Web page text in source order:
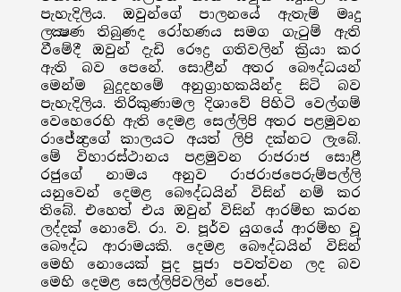
පැහැදිලිය. ඔවුන්ගේ පාලනයේ ඇතැම් මෘදු
ලක්‍ෂණ තිබුණද රෝහණය සමග ගැටුම් ඇති
වීමේදී ඔවුන් දැඩි රෞද්‍ර ගතිවලින් ක්‍රියා කර
ඇති බව පෙනේ. සොළීන් අතර බෞද්ධයන්
මෙන්ම බුදුදහමේ අනුග්‍රාහකයින්ද සිටි බව
පැහැදිලිය. තිරිකුණාමල දිශාවේ පිහිටි වෙල්ගම්
වෙහෙරෙහි ඇති දෙමළ සෙල්ලිපි අතර පළමුවන
රාජේන්‍ද්‍රගේ කාලයට අයත් ලිපි දක්නට ලැබේ.
මේ විහාරස්ථානය පළමුවන රාජරාජ සොළී
රජුගේ නාමය අනුව රාජරාජපෙරුම්පල්ලි
යනුවෙන් දෙමළ බෞද්ධයින් විසින් නම් කර
තිබේ. එහෙත් එය ඔවුන් විසින් ආරම්භ කරන
ලද්දක් නොවේ. රා. ව. පූර්ව යුගයේ ආරම්භ වූ
බෞද්ධ ආරාමයකි. දෙමළ බෞද්ධයින් විසින්
මෙහි නොයෙක් පුද පූජා පවත්වන ලද බව
මෙහි දෙමළ සෙල්ලිපිවලින් පෙනේ.